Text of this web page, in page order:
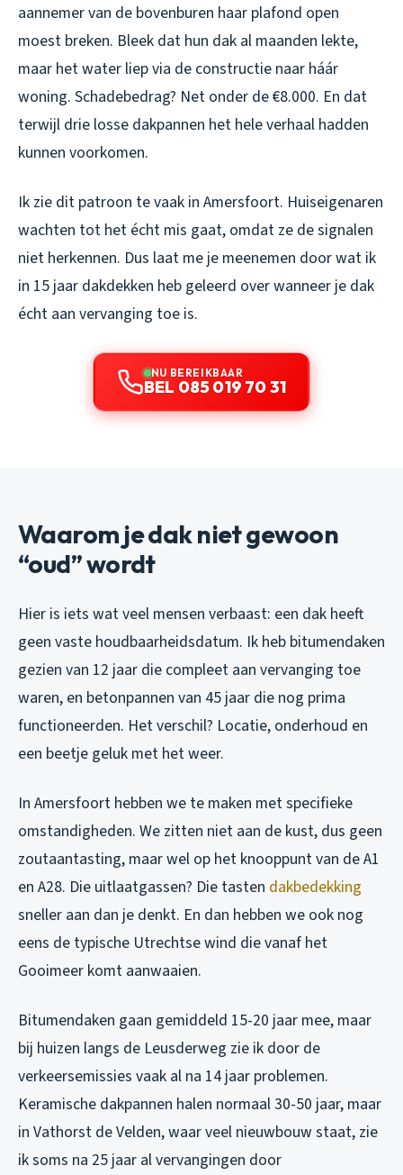
aannemer van de bovenburen haar plafond open
moest breken. Bleek dat hun dak al maanden lekte,
maar het water liep via de constructie naar háár
woning. Schadebedrag? Net onder de €8.000. En dat
terwijl drie losse dakpannen het hele verhaal hadden
kunnen voorkomen.
Ik zie dit patroon te vaak in Amersfoort. Huiseigenaren
wachten tot het écht mis gaat, omdat ze de signalen
niet herkennen. Dus laat me je meenemen door wat ik
in 15 jaar dakdekken heb geleerd over wanneer je dak
écht aan vervanging toe is.
NU BEREIKBAAR
BEL 085 019 70 31
Waarom je dak niet gewoon
“oud” wordt
Hier is iets wat veel mensen verbaast: een dak heeft
geen vaste houdbaarheidsdatum. Ik heb bitumendaken
gezien van 12 jaar die compleet aan vervanging toe
waren, en betonpannen van 45 jaar die nog prima
functioneerden. Het verschil? Locatie, onderhoud en
een beetje geluk met het weer.
In Amersfoort hebben we te maken met specifieke
omstandigheden. We zitten niet aan de kust, dus geen
zoutaantasting, maar wel op het knooppunt van de A1
en A28. Die uitlaatgassen? Die tasten dakbedekking
sneller aan dan je denkt. En dan hebben we ook nog
eens de typische Utrechtse wind die vanaf het
Gooimeer komt aanwaaien.
Bitumendaken gaan gemiddeld 15-20 jaar mee, maar
bij huizen langs de Leusderweg zie ik door de
verkeersemissies vaak al na 14 jaar problemen.
Keramische dakpannen halen normaal 30-50 jaar, maar
in Vathorst de Velden, waar veel nieuwbouw staat, zie
ik soms na 25 jaar al vervangingen door